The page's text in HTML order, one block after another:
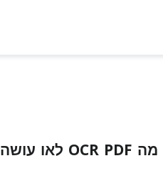
מה OCR PDF לאו עושה